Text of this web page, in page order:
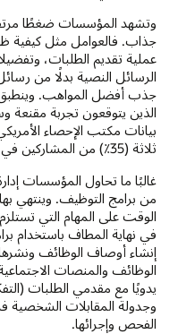
وتشهد المؤسسات ضغطًا
جذاب. فالعوامل مثل كيفية
عملية تقديم الطلبات،
الرسائل النصية بدلًا من
جذب أفضل المواهب.
الذين يتوقعون تجربة مقنعة
بيانات مكتب الإحصاء
ثلاثة (35٪) من المشاركين في قوى العمل الأمريكية هم جيل الألفية.
غالبًا ما تحاول المؤسسات
من برامج التوظيف. وينتهي
الوقت على المهام التي
في نهاية المطاف باستخدام
إنشاء أوصاف الوظائف
يدويًا مع مقدمي الطلبات
وجدولة المقابلات الشخصية
الفحص وإجرائها.